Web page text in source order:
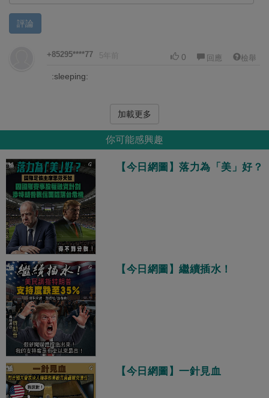
評論
+85295****77 5年前 0 回應 檢舉
:sleeping:
加載更多
你可能感興趣
【今日網圖】落力為「美」好？
【今日網圖】繼續插水！
【今日網圖】一針見血